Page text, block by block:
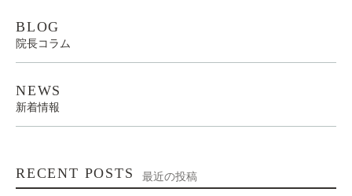
BLOG
院長コラム
NEWS
新着情報
RECENT POSTS 最近の投稿